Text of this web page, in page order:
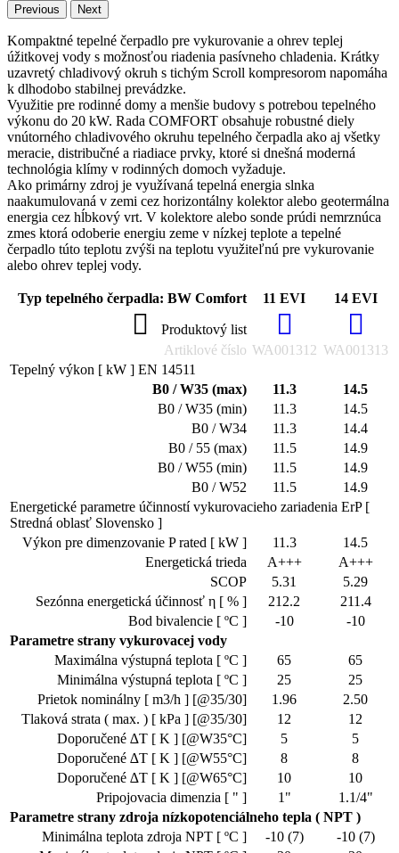
Previous Next
Kompaktné tepelné čerpadlo pre vykurovanie a ohrev teplej
úžitkovej vody s možnosťou riadenia pasívneho chladenia. Krátky
uzavretý chladivový okruh s tichým Scroll kompresorom napomáha
k dlhodobo stabilnej prevádzke.
Využitie pre rodinné domy a menšie budovy s potrebou tepelného
výkonu do 20 kW. Rada COMFORT obsahuje robustné diely
vnútorného chladivového okruhu tepelného čerpadla ako aj všetky
meracie, distribučné a riadiace prvky, ktoré si dnešná moderná
technológia klímy v rodinných domoch vyžaduje.
Ako primárny zdroj je využívaná tepelná energia slnka
naakumulovaná v zemi cez horizontálny kolektor alebo geotermálna
energia cez hĺbkový vrt. V kolektore alebo sonde prúdi nemrznúca
zmes ktorá odoberie energiu zeme v nízkej teplote a tepelné
čerpadlo túto teplotu zvýši na teplotu využiteľnú pre vykurovanie
alebo ohrev teplej vody.
Typ tepelného čerpadla: BW Comfort 11 EVI 14 EVI
Produktový list
Artiklové číslo WA001312 WA001313
Tepelný výkon [ kW ] EN 14511
B0 / W35 (max)
11.3
14.5
B0 / W35 (min)
11.3
14.5
B0 / W34
11.3
14.4
B0 / 55 (max)
11.5
14.9
B0 / W55 (min)
11.5
14.9
B0 / W52
11.5
14.9
Energetické parametre účinností vykurovacieho zariadenia ErP [
Stredná oblasť Slovensko ]
Výkon pre dimenzovanie P rated [ kW ]
11.3
14.5
Energetická trieda
A+++
A+++
SCOP
5.31
5.29
Sezónna energetická účinnosť η [ % ]
212.2
211.4
Bod bivalencie [ ºC ]
-10
-10
Parametre strany vykurovacej vody
Maximálna výstupná teplota [ ºC ]
65
65
Minimálna výstupná teplota [ ºC ]
25
25
Prietok nominálny [ m3/h ] [@35/30]
1.96
2.50
Tlaková strata ( max. ) [ kPa ] [@35/30]
12
12
Doporučené ∆T [ K ] [@W35°C]
5
5
Doporučené ∆T [ K ] [@W55°C]
8
8
Doporučené ∆T [ K ] [@W65°C]
10
10
Pripojovacia dimenzia [ " ]
1"
1.1/4"
Parametre strany zdroja nízkopotenciálneho tepla ( NPT )
Minimálna teplota zdroja NPT [ ºC ]
-10 (7)
-10 (7)